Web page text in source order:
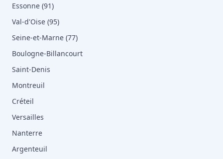
Essonne (91)
Val-d'Oise (95)
Seine-et-Marne (77)
Boulogne-Billancourt
Saint-Denis
Montreuil
Créteil
Versailles
Nanterre
Argenteuil